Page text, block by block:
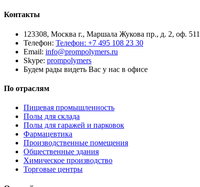
Контакты
123308, Москва г., Маршала Жукова пр., д. 2, оф. 511
Телефон: Телефон: +7 495 108 23 30
Email: info@prompolymers.ru
Skype: prompolymers
Будем рады видеть Вас у нас в офисе
По отраслям
Пищевая промышленность
Полы для склада
Полы для гаражей и парковок
Фармацевтика
Производственные помещения
Общественные здания
Химическое производство
Торговые центры